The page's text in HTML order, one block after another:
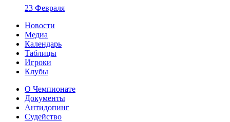
23 Февраля
Новости
Медиа
Календарь
Таблицы
Игроки
Клубы
О Чемпионате
Документы
Антидопинг
Судейство